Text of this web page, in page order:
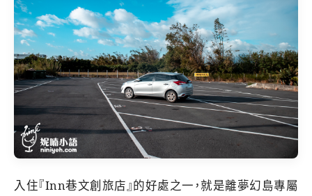
入住『Inn巷文創旅店』的好處之一，就是離夢幻島專屬